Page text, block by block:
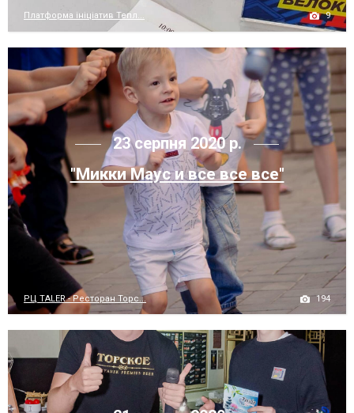
Платформа ініціатив Тепл... 9
23 серпня 2020 р.
"Микки Маус и все все все"
РЦ TALER - Ресторан Торс... 194